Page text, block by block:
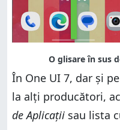
În One UI 7, dar și
la alți producători,
de Aplicații sau lista